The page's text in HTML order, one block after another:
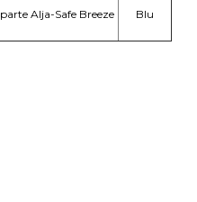
Alja-Safe Breeze Blu